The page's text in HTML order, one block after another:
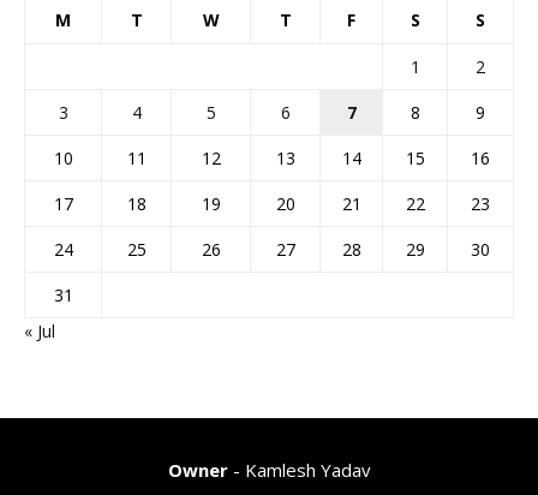
M T W T F S S
1
2
3
4 5 6 7 8
9
10
11 12 13 14 15
16
17
18 19 20 21 22
23
24
25 26 27 28 29
30
31
« Jul
Owner- Kamlesh Yadav